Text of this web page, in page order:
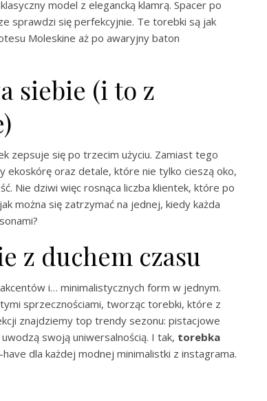
model z elegancką klamrą. Spacer po
sprawdzi się perfekcyjnie. Te torebki są jak
Moleskine aż po awaryjny baton
siebie (i to z
zepsuje się po trzecim użyciu. Zamiast tego
oraz detale, które nie tylko cieszą oko,
Nie dziwi więc rosnąca liczba klientek, które po
można się zatrzymać na jednej, kiedy każda
z duchem czasu
i… minimalistycznych form w jednym.
sprzecznościami, tworząc torebki, które z
znajdziemy top trendy sezonu: pistacjowe
swoją uniwersalnością. I tak, torebka
dla każdej modnej minimalistki z instagrama.